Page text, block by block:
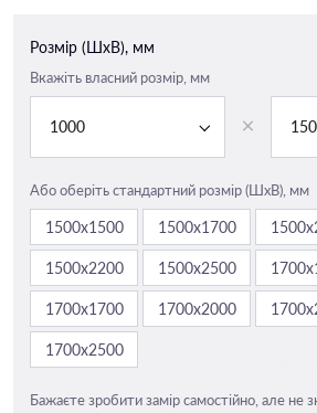
Розмір (ШxВ), мм
Вкажіть власний розмір, мм
1000
Або оберіть стандартний розмір (ШxВ), мм
1500х1500 1500х1700
1500х2200 1500х2500
1700х1700 1700х2000
1700х2500
Бажаєте зробити замір самостійно, але не